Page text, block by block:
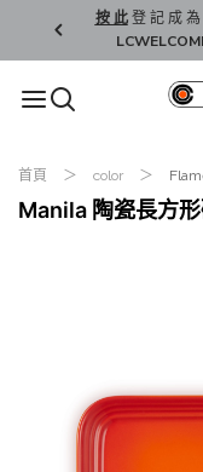
按 此登 記 成 為
首頁 color
Manila 陶瓷長方